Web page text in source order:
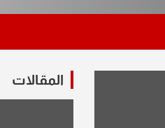
المقالات